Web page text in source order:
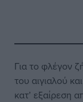
Για το φλέγον
του αιγιαλού
κατ’ εξαίρεση